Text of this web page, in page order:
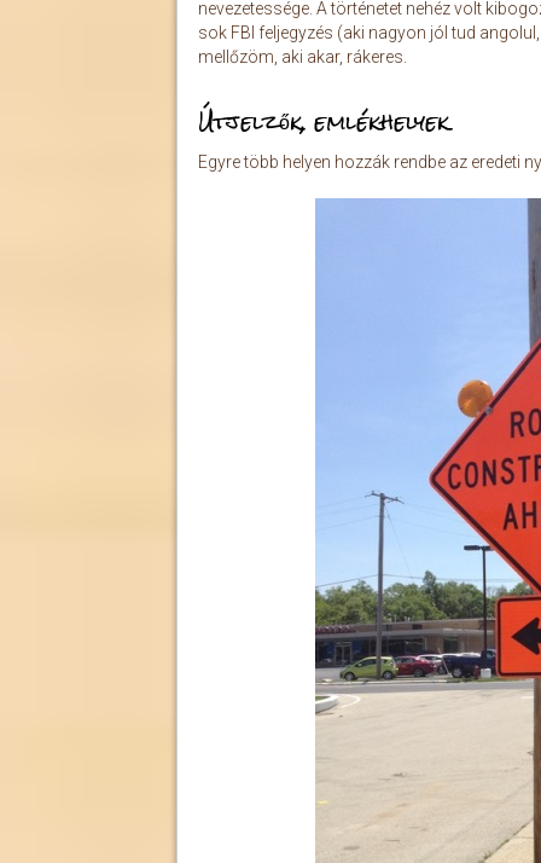
nevezetessége. A történetet nehéz volt
sok FBI feljegyzés (aki nagyon jól tud
mellőzöm, aki akar, rákeres.
Útjelzők, emlékhelyek
Egyre több helyen hozzák rendbe az eredeti